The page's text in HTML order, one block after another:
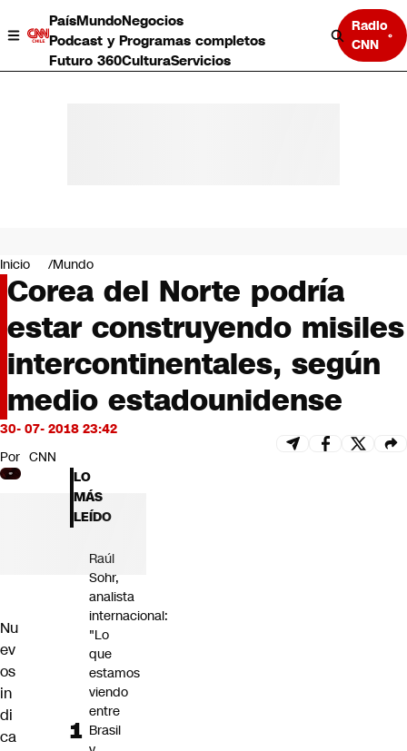
PaísMundoNegocios
Podcast y Programas completos
Futuro 360CulturaServicios
Radio
CNN
Negocios
Deportes
Programas completos
Cultura
Servicios
Bits
CNN tiempo
Futuro 360
Inicio Mundo
Corea del Norte podría
estar construyendo misiles
intercontinentales, según
medio estadounidense
30- 07- 2018 23:42
Por CNN
Nu
ev
os
in
di
ca
LO
MÁS
LEÍDO
Raúl
Sohr,
analista
internacional:
"Lo
que
estamos
viendo
entre
Brasil